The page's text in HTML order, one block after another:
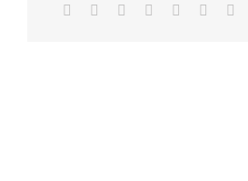
LinkedIn
WhatsApp
Telegram
Tumblr
Pinterest
Xing